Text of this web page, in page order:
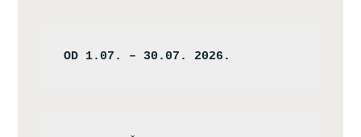
OD 1.07. – 30.07. 2026.